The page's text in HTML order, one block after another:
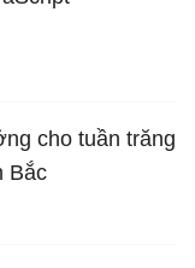
cho tuần trăng
Bắc